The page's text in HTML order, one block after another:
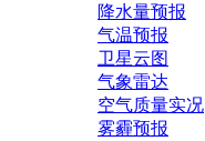
降水量预报
气温预报
卫星云图
气象雷达
空气质量实况
雾霾预报